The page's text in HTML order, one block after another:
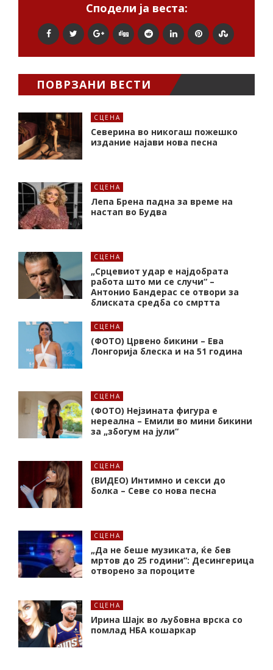
Сподели ја веста:
ПОВРЗАНИ ВЕСТИ
СЦЕНА
Северина во никогаш пожешко
издание најави нова песна
СЦЕНА
Лепа Брена падна за време на
настап во Будва
СЦЕНА
„Срцевиот удар е најдобрата
работа што ми се случи“ –
Антонио Бандерас се отвори за
блиската средба со смртта
СЦЕНА
(ФОТО) Црвено бикини – Ева
Лонгорија блеска и на 51 година
СЦЕНА
(ФОТО) Нејзината фигура е
нереална – Емили во мини бикини
за „збогум на јули“
СЦЕНА
(ВИДЕО) Интимно и секси до
болка – Севе со нова песна
СЦЕНА
„Да не беше музиката, ќе бев
мртов до 25 години“: Десингерица
отворено за пороците
СЦЕНА
Ирина Шајк во љубовна врска со
помлад НБА кошаркар